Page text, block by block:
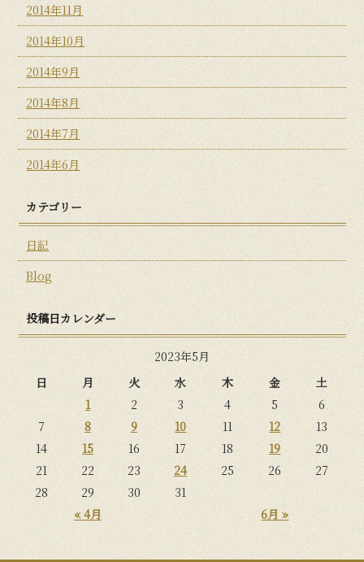
2014年11月
2014年10月
2014年9月
2014年8月
2014年7月
2014年6月
カテゴリー
日記
Blog
投稿日カレンダー
2023年5月
日
月 火 水 木 金 土
« 4月 6月 »
1 2 3 4 5
6
7
8 9 10 11 12
13
14
15 16 17 18 19
20
21
22 23 24 25 26
27
28
29 30 31